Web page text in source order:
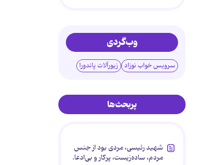
وب‌گردی
سرویس خواب نوزاد زیورآلات پاندورا
پربحث‌ها
شهید رئیسی، مردی بود از جنس
مردم، ساده‌زیست، پرکار و بی‌ادعا.